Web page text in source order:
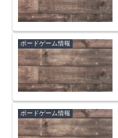
ボードゲーム情報
ボードゲーム情報